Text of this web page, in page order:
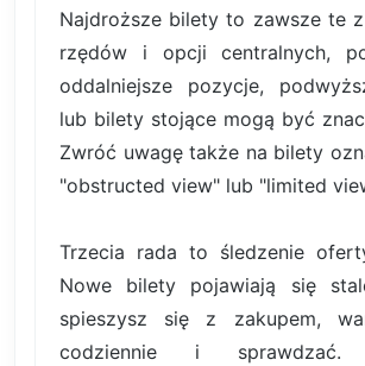
Najdroższe bilety to zawsze te
rzędów i opcji centralnych,
oddalniejsze pozycje,
lub bilety stojące mogą być
Zwróć uwagę także na bilety
"obstructed view" lub "limited
Trzecia rada to śledzenie
Nowe bilety pojawiają się
spieszysz się z zakupem,
codziennie i